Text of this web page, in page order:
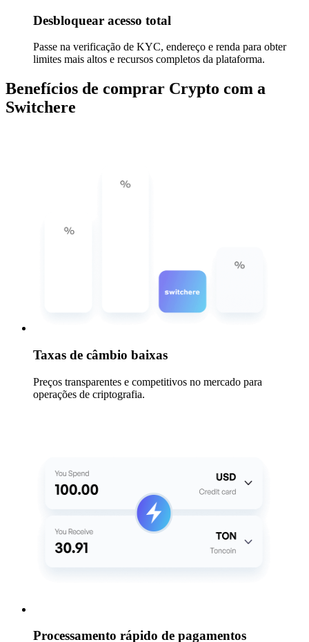
Desbloquear acesso total
Passe na verificação de KYC, endereço e renda para obter
limites mais altos e recursos completos da plataforma.
Benefícios de comprar Crypto com a
Switchere
Taxas de câmbio baixas
Preços transparentes e competitivos no mercado para
operações de criptografia.
Processamento rápido de pagamentos